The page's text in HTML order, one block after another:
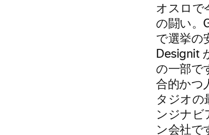
オスロで
の闘い。
で選挙の
Designit
の一部で
合的かつ
タジオの
ンジナビ
ン会社で